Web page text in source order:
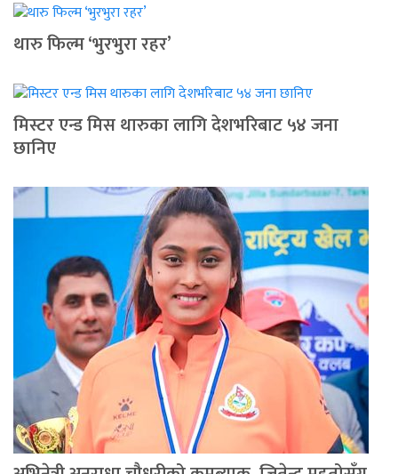
थारु फिल्म ‘भुरभुरा रहर’
मिस्टर एन्ड मिस थारुका लागि देशभरिबाट ५४ जना
छानिए